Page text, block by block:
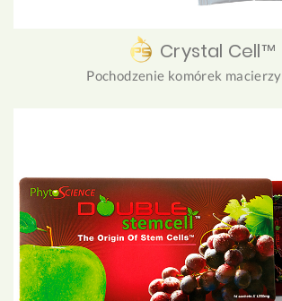
Crystal Cell™
Pochodzenie komórek